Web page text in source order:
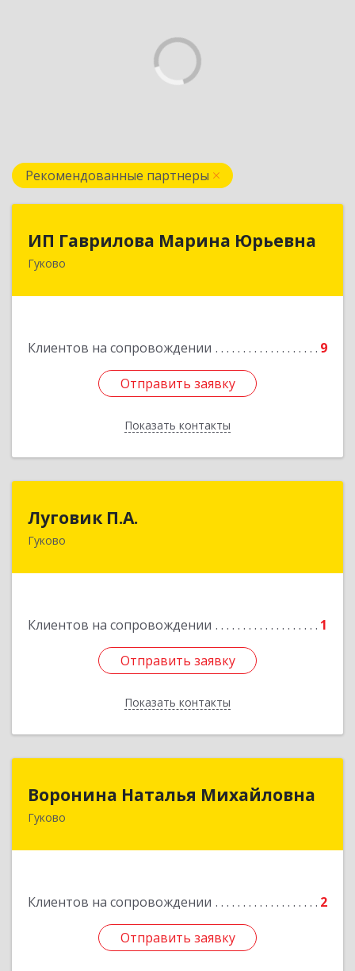
Рекомендованные партнеры
ИП Гаврилова Марина Юрьевна
Гуково
Клиентов на сопровождении 9
Отправить заявку
Показать контакты
Отправить заявку
Назад
Луговик П.А.
Гуково
Клиентов на сопровождении 1
Отправить заявку
Показать контакты
Отправить заявку
Назад
Воронина Наталья Михайловна
Гуково
Клиентов на сопровождении 2
Отправить заявку
Воронина Наталья Михайловна
Отправить заявку